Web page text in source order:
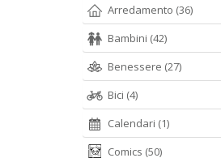
Digitale
0.90 €
I MIEI DOLCI
La Bontà
Cartacea
1.50 €
Arredamento (36)
Bambini (42)
Benessere (27)
Bici (4)
Calendari (1)
Comics (50)